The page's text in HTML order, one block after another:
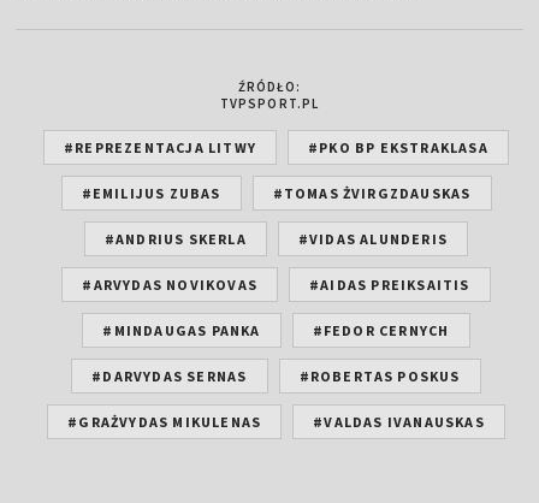
ŹRÓDŁO:
TVPSPORT.PL
#REPREZENTACJA LITWY #PKO BP EKSTRAKLASA
#EMILIJUS ZUBAS #TOMAS ŻVIRGZDAUSKAS
#ANDRIUS SKERLA #VIDAS ALUNDERIS
#ARVYDAS NOVIKOVAS #AIDAS PREIKSAITIS
#MINDAUGAS PANKA #FEDOR CERNYCH
#DARVYDAS SERNAS #ROBERTAS POSKUS
#GRAŻVYDAS MIKULENAS #VALDAS IVANAUSKAS